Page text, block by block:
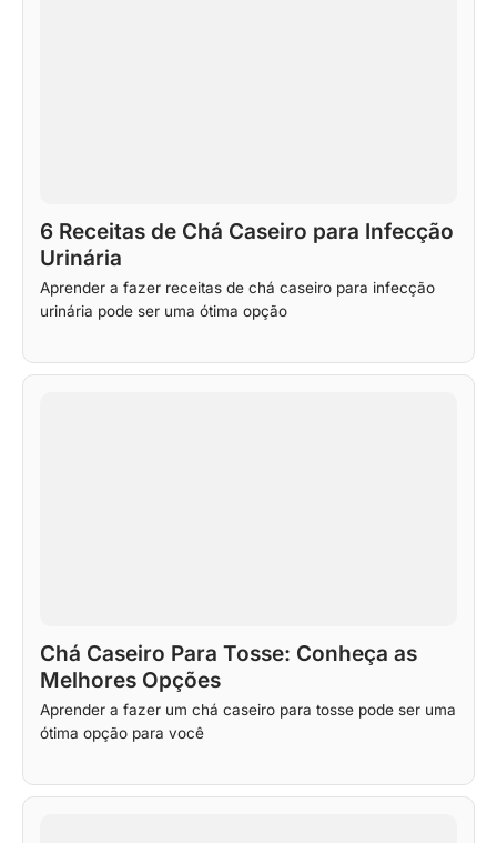
6 Receitas de Chá Caseiro para Infecção
Urinária
Aprender a fazer receitas de chá caseiro para infecção
urinária pode ser uma ótima opção
Chá Caseiro Para Tosse: Conheça as
Melhores Opções
Aprender a fazer um chá caseiro para tosse pode ser uma
ótima opção para você